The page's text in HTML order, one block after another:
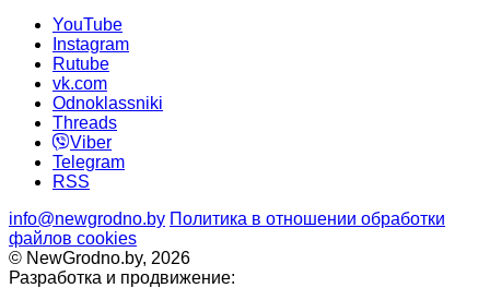
YouTube
Instagram
Rutube
vk.com
Odnoklassniki
Threads
Viber
Telegram
RSS
info@newgrodno.by Политика в отношении обработки
файлов cookies
© NewGrodno.by, 2026
Разработка и продвижение: